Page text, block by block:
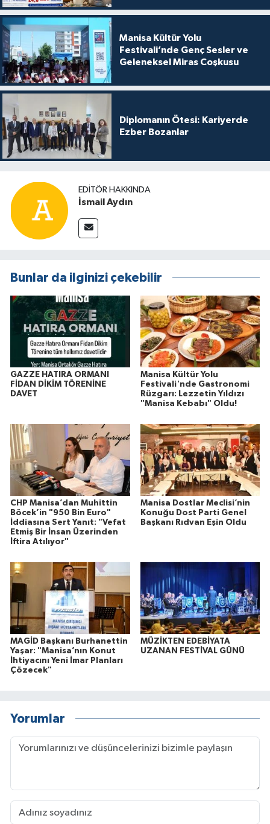
Manisa Kültür Yolu
Festivali’nde Genç Sesler ve
Geleneksel Miras Coşkusu
Diplomanın Ötesi: Kariyerde
Ezber Bozanlar
EDITÖR HAKKINDA
İsmail Aydın
Bunlar da ilginizi çekebilir
GAZZE HATIRA ORMANI
FİDAN DİKİM TÖRENİNE
DAVET
Manisa Kültür Yolu
Festivali'nde Gastronomi
Rüzgarı: Lezzetin Yıldızı
"Manisa Kebabı" Oldu!
CHP Manisa’dan Muhittin
Böcek’in "950 Bin Euro"
İddiasına Sert Yanıt: "Vefat
Etmiş Bir İnsan Üzerinden
İftira Atılıyor"
Manisa Dostlar Meclisi’nin
Konuğu Dost Parti Genel
Başkanı Rıdvan Eşin Oldu
MAGİD Başkanı Burhanettin
Yaşar: "Manisa’nın Konut
İhtiyacını Yeni İmar Planları
Çözecek"
MÜZİKTEN EDEBİYATA
UZANAN FESTİVAL GÜNÜ
Yorumlar